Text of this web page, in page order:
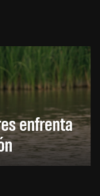
enfrenta